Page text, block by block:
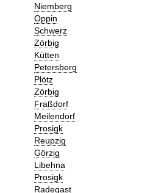
Niemberg
Oppin
Schwerz
Zörbig
Kütten
Petersberg
Plötz
Zörbig
Fraßdorf
Meilendorf
Prosigk
Reupzig
Görzig
Libehna
Prosigk
Radegast